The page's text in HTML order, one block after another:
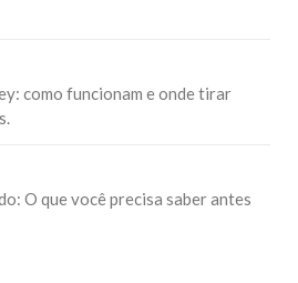
como funcionam e onde tirar
O que você precisa saber antes